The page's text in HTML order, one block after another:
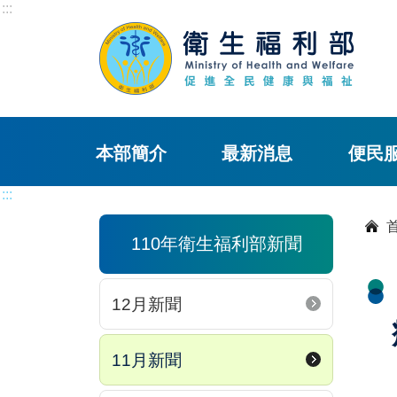
:::
本部簡介 最新消息 便民
:::
110年衛生福利部新聞
12月新聞
11月新聞